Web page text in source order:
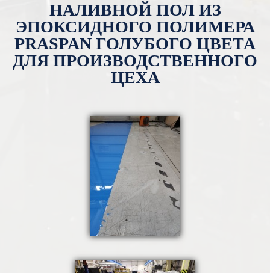
НАЛИВНОЙ ПОЛ ИЗ
ЭПОКСИДНОГО ПОЛИМЕРА
PRASPAN ГОЛУБОГО ЦВЕТА
ДЛЯ ПРОИЗВОДСТВЕННОГО
ЦЕХА